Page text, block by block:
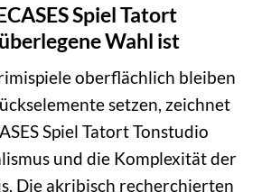
Spiel Tatort
Wahl ist
oberflächlich bleiben
setzen, zeichnet
Spiel Tatort Tonstudio
und die Komplexität der
Die akribisch recherchierten